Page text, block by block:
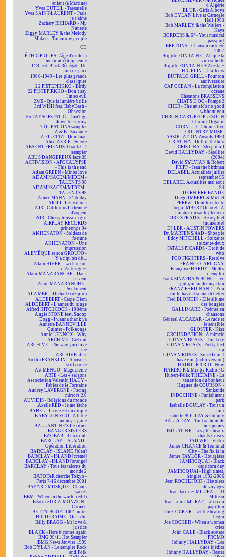
enfant (à Martine)
Yves DUTEIL - Tarentelle
Yves SAINT-LAURENT - Paris
je t'aime
Zachary RICHARD - My
Nanette
Ziggy MARLEY & the Melody
Makers - Tomorrow people
CD
ÉTHIOPIQUES L'âge d'or de la
musique éthiopienne
113 feat. Black Rénégat - Un
jour de paix
1900-1949 - Les plus grands
classiques
22 PISTEPIRKKO - Birdy
22 PISTEPIRKKO - Don't say
I'm so evil
2MS - Que la lumière brille
3rd WISH feat. BabyBash -
Obsesion
65DAYSOFSTATIC - Don't go
down to sorrow
7 QUESTIONS sampler
A & B - Suzanne
A FILETTA - Don Juan
Abed AZRIÉ - Suerte
ABSENT FRIENDS 4 track CD
sampler
ABUS DANGEREUX face 39
ACTIVISION - APOCALYPSE
- This is the end
Adam GREEN - Minor love
ADAMI/SACEM/MIDEM -
TALENTS 98
ADAMI/SACEM/MIDEM -
TALENTS 99
Aimee MANN - 31 today
AÏOLI - Les vilains
AIR - Californie/La femme
d'argent
AIR - Cherry blossom girl
AIRPLAY RECORDS
printemps 94
AKHENATON - Soldats de
fortune
AKHENATON - Une
impression
ALÉVÊQUE et son GROUPO -
Y'a c'qu'on dit...
Alain HIVER - La chanson
d'Antraigues
Alain MANARANCHE - Dans
le vent
Alain MANARANCHE -
Sentiment
ALAMBIC - Dichaïtz (respire)
ALDEBERT - Carpe Diem
ALDEBERT - L'année du singe
Alfred HITCHCOCK - 100ème
Angie STONE feat. Snoop
Dogg - I wanna thank ya
Annette BANNEVILLE
Quintet - Folksongs
Annie LENNOX - Why
ARCHIVE - Get out
ARCHIVE - The way you love
me
ARCHIVE:disc
Aretha FRANKLIN - A rose is
still a rose
Art MENGO - Magdeleine
ARTE - Les 4 saisons
Association Valentin HAÜY -
Fables de la Fontaine
Audrey LAVERGNE - Facing
mirrors 2.0
AUVIDIS - Religions du monde
Axelle RED - Je me fâche
BABEL - La vie est un cirque
BABYLON ZOO - All the
money's gone
BALLANTINE'S Le rituel
BANGER SISTERS
BAOBAB - 3 mix dub
BARCLAY - ISLAND -
Opération Libération
BARCLAY - ISLAND [bleu]
BARCLAY - ISLAND [crème]
BARCLAY - ISLAND [orange]
BARCLAY - Tous les talents du
monde 2
BATOFAR cherche Tokyo -
Paris 7-16 décembre 2001
BAYARD MUSIQUE - Chants
sacrés
BBM - Where in the world (edit)
Béatrice URIA-MONZON -
Carmen
BETTY BOOP - 1001 nuits
Bill DERAIME - Qui a bu
Billy BRAGG - Mr love &
justice
BLACK - Here it comes again
BMG 99/11 Hot Sampler
BMG News Janvier 1999
Bob DYLAN - Le sampler Rock
and Folk
d'Algérie
BLUR - Girls & boys
Bob DYLAN Live at Carnegie
Hall 1963
Bob MARLEY & the Wailers -
Kaya
BORDERS & 6° - Your musical
passport
BRETONS - Chanson rock été
2007
Brigitte FONTAINE - Ah que la
vie est belle
Brigitte FONTAINE + Areski +
HIGELIN - D'ailleurs
BUFFALO GRILL - Pour ton
anniversaire
CAP OCÉAN - La compilation
océane
Chantons BRASSENS
CHATS D'OC - Pompe 2
CHER - The music's no good
without you
CHRONICART/
- Chronic'Organic
CORNU - CD bonus live
COUNTRY MUSIC
ASSOCIATION Awards 1993
CRISTINA - Doll in the box
CRISTINA - Sleep it off
David HALLYDAY - Satellite
(2004)
David SYLVIAN & Robert
FRIPP - Jean the birdman
DELABEL Actualités juillet
septembre 95
DELABEL Actualités mai août
94
DERNIÈRE BANDE
Diego IMBERT & Michel
PEREZ - Double entente
Diego IMBERT Quartet - À
l'ombre du saule pleureur
DIRE STRAITS - Heavy fuel
[numéroté]
DJ LBR - AUSTIN POWERS
Dr. MARTENS/4AD - Shoe pie
Eddy MITCHELL - Soixante
soixante-deux
FATALS PICARDS - Droit de
véto
FOO FIGHTERS - Resolve
FRANCE CARTIGNY
Françoise HARDY - Modes
d'emploi
Frank SINATRA & BONO - I've
got you under my skin
FRANZ FERDINAND - You
could have it so much better
Fred BLONDIN - Elle allume
des bougies
GALLIMARD - Poèmes en
chansons
Général ALCAZAR - Le rude et
le sensible
GLOSTER - Kiss
GROUNDATION - A miracle
GUNS N'ROSES - Don't cry
GUNS N'ROSES - Pretty tied
up
GUNS N'ROSES - Since I don't
have you (radio version)
HADOUK TRIO - Now
HARIBO Pik Mix by Radio FG
Hubert-Félix THIÉFAINE - La
tentation du bonheur
Hugues de COURSON -
Sankanda
INDOCHINE - Punishment
park
Isabelle BOULAY - Tout un
jour
Isabelle BOULAY & Johnny
HALLYDAY - Tout au bout de
nos peines
ISULATINE - Les plus beaux
chants Corses
JAD WIO - Victor
James CHANCE & Terminal
City - The fix is in
James TAYLOR - Hourglass
JAMIROQUAI - Black
capricorn day
JAMIROQUAI - High times,
singles 1992-2006
Jean ROCHEFORT - Histoires
de voyages
Jean-Jacques MILTEAU - JJ
Milteau
Jean-Louis MURAT - Le cri du
papillon
Joe COCKER - Let the healing
begin
Joe COCKER - When a woman
cries
John CALE - Black acetate
PROMO
Johnny HALLYDAY - Les
duos inédits
Johnny HALLYDAY - Rester